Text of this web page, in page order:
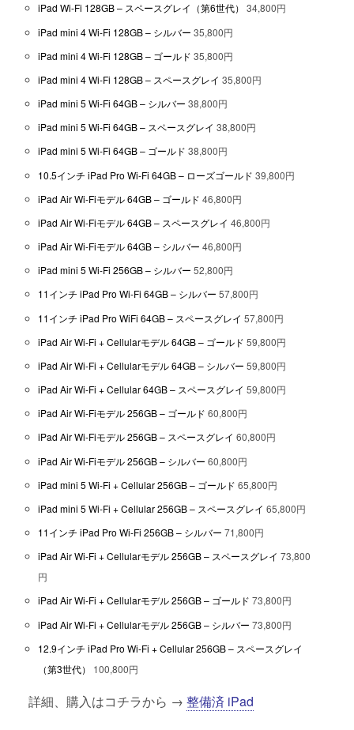
iPad Wi-Fi 128GB – スペースグレイ（第6世代）34,800円
iPad mini 4 Wi-Fi 128GB – シルバー35,800円
iPad mini 4 Wi-Fi 128GB – ゴールド35,800円
iPad mini 4 Wi-Fi 128GB – スペースグレイ35,800円
iPad mini 5 Wi-Fi 64GB – シルバー38,800円
iPad mini 5 Wi-Fi 64GB – スペースグレイ38,800円
iPad mini 5 Wi-Fi 64GB – ゴールド38,800円
10.5インチ iPad Pro Wi-Fi 64GB – ローズゴールド39,800円
iPad Air Wi-Fiモデル 64GB – ゴールド46,800円
iPad Air Wi-Fiモデル 64GB – スペースグレイ46,800円
iPad Air Wi-Fiモデル 64GB – シルバー46,800円
iPad mini 5 Wi-Fi 256GB – シルバー52,800円
11インチ iPad Pro Wi-Fi 64GB – シルバー57,800円
11インチ iPad Pro WiFi 64GB – スペースグレイ57,800円
iPad Air Wi-Fi + Cellularモデル 64GB – ゴールド 59,800円
iPad Air Wi-Fi + Cellularモデル 64GB – シルバー 59,800円
iPad Air Wi-Fi + Cellular 64GB – スペースグレイ59,800円
iPad Air Wi-Fiモデル 256GB – ゴールド60,800円
iPad Air Wi-Fiモデル 256GB – スペースグレイ60,800円
iPad Air Wi-Fiモデル 256GB – シルバー60,800円
iPad mini 5 Wi-Fi + Cellular 256GB – ゴールド65,800円
iPad mini 5 Wi-Fi + Cellular 256GB – スペースグレイ65,800円
11インチ iPad Pro Wi-Fi 256GB – シルバー71,800円
iPad Air Wi-Fi + Cellularモデル 256GB – スペースグレイ 73,800
円
iPad Air Wi-Fi + Cellularモデル 256GB – ゴールド 73,800円
iPad Air Wi-Fi + Cellularモデル 256GB – シルバー 73,800円
12.9インチ iPad Pro Wi-Fi + Cellular 256GB – スペースグレイ
（第3世代） 100,800円
詳細、購入はコチラから → 整備済 iPad